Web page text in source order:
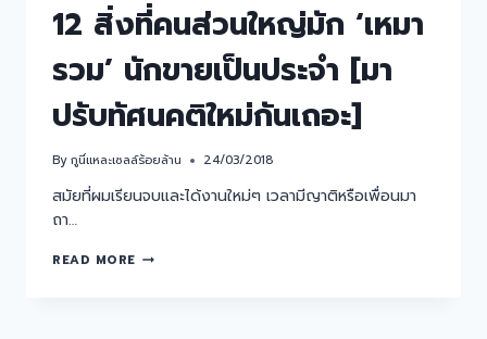
12 สิ่งที่คนส่วนใหญ่มัก ‘เหมา
รวม’ นักขายเป็นประจำ [มา
ปรับทัศนคติใหม่กันเถอะ]
Byกูนี่แหละเซลล์ร้อยล้าน 24/03/2018
สมัยที่ผมเรียนจบและได้งานใหม่ๆ เวลามีญาติหรือเพื่อนมา
ถา…
READ MORE